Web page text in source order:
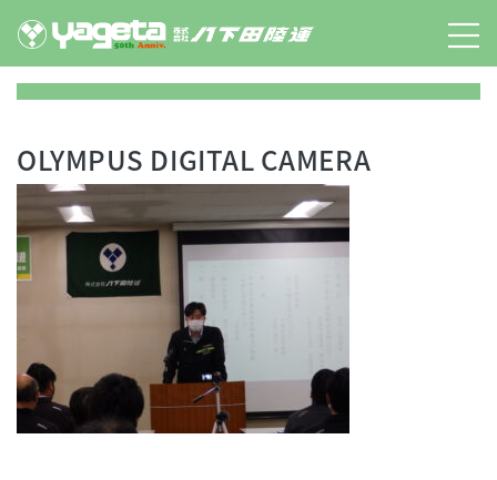
content
OLYMPUS DIGITAL CAMERA